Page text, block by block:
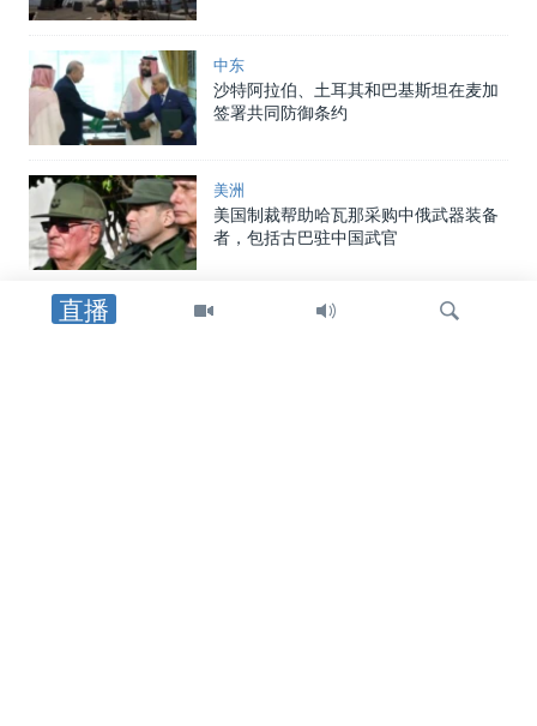
直播
中东
沙特阿拉伯、土耳其和巴基斯坦在麦加
签署共同防御条约
美洲
美国制裁帮助哈瓦那采购中俄武器装备
者，包括古巴驻中国武官